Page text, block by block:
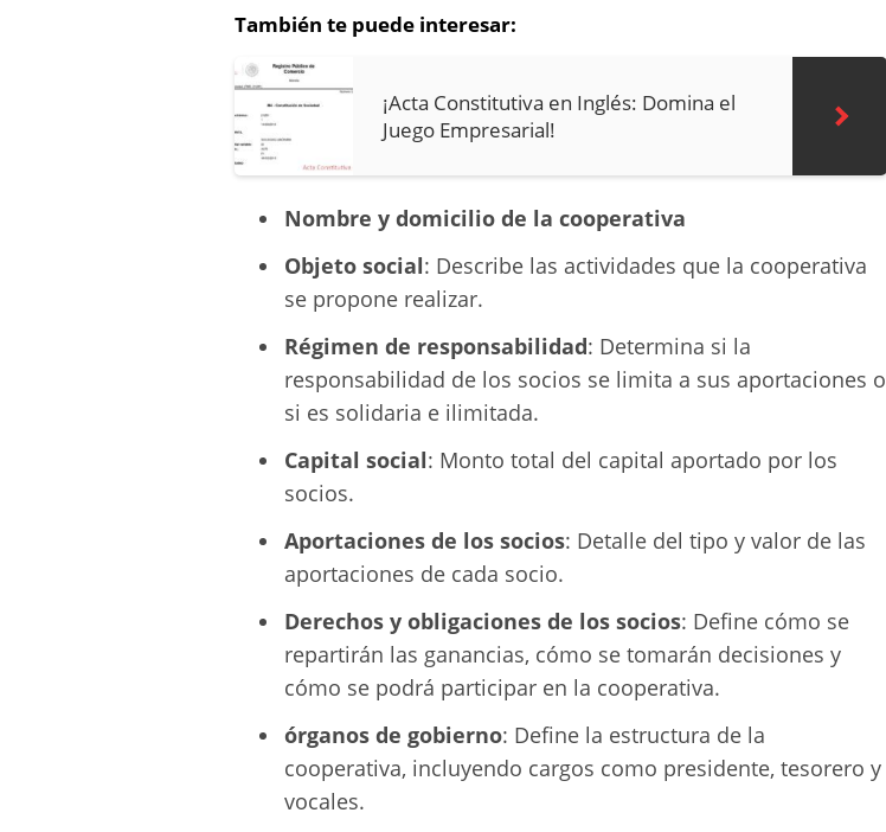
También te puede interesar:
¡Acta Constitutiva en Inglés: Domina el
Juego Empresarial!
Nombre y domicilio de la cooperativa
Objeto social: Describe las actividades que la cooperativa
se propone realizar.
Régimen de responsabilidad: Determina si la
responsabilidad de los socios se limita a sus aportaciones o
si es solidaria e ilimitada.
Capital social: Monto total del capital aportado por los
socios.
Aportaciones de los socios: Detalle del tipo y valor de las
aportaciones de cada socio.
Derechos y obligaciones de los socios: Define cómo se
repartirán las ganancias, cómo se tomarán decisiones y
cómo se podrá participar en la cooperativa.
órganos de gobierno: Define la estructura de la
cooperativa, incluyendo cargos como presidente, tesorero y
vocales.